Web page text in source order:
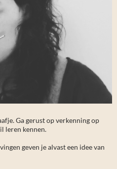
Ga gerust op verkenning op
leren kennen.
geven je alvast een idee van